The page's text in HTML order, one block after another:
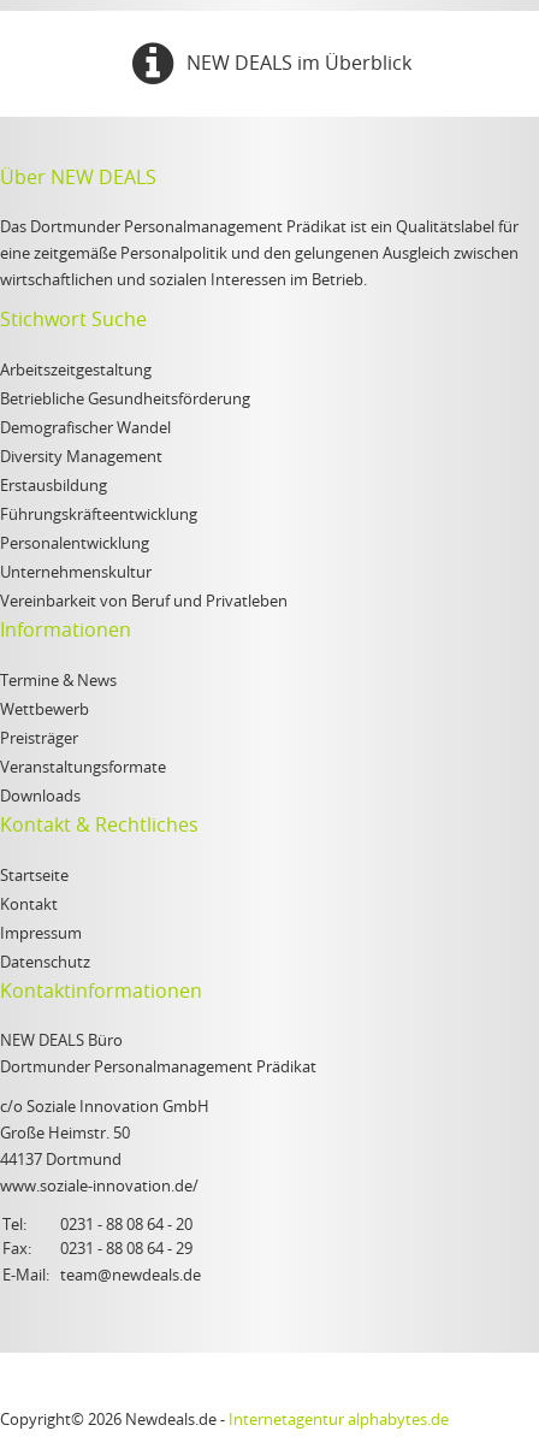
NEW DEALS im Überblick
Über NEW DEALS
Das Dortmunder Personalmanagement Prädikat ist ein Qualitätslabel für
eine zeitgemäße Personalpolitik und den gelungenen Ausgleich zwischen
wirtschaftlichen und sozialen Interessen im Betrieb.
Stichwort Suche
Arbeitszeitgestaltung
Betriebliche Gesundheitsförderung
Demografischer Wandel
Diversity Management
Erstausbildung
Führungskräfteentwicklung
Personalentwicklung
Unternehmenskultur
Vereinbarkeit von Beruf und Privatleben
Informationen
Termine & News
Wettbewerb
Preisträger
Veranstaltungsformate
Downloads
Kontakt & Rechtliches
Startseite
Kontakt
Impressum
Datenschutz
Kontaktinformationen
NEW DEALS Büro
Dortmunder Personalmanagement Prädikat
c/o Soziale Innovation GmbH
Große Heimstr. 50
44137 Dortmund
www.soziale-innovation.de/
Tel:
0231 - 88 08 64 - 20
Fax:
0231 - 88 08 64 - 29
E-Mail:
team@newdeals.de
Copyright© 2026 Newdeals.de - Internetagentur alphabytes.de